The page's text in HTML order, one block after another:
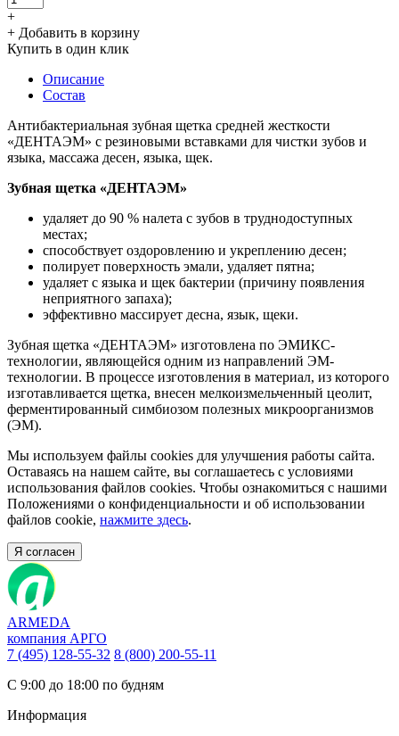
+
+ Добавить в корзину
Купить в один клик
Описание
Состав
Антибактериальная зубная щетка средней жесткости
«ДЕНТАЭМ» с резиновыми вставками для чистки зубов и
языка, массажа десен, языка, щек.
Зубная щетка «ДЕНТАЭМ»
удаляет до 90 % налета с зубов в труднодоступных
местах;
способствует оздоровлению и укреплению десен;
полирует поверхность эмали, удаляет пятна;
удаляет с языка и щек бактерии (причину появления
неприятного запаха);
эффективно массирует десна, язык, щеки.
Зубная щетка «ДЕНТАЭМ» изготовлена по ЭМИКС-
технологии, являющейся одним из направлений ЭМ-
технологии. В процессе изготовления в материал, из которого
изготавливается щетка, внесен мелкоизмельченный цеолит,
ферментированный симбиозом полезных микроорганизмов
(ЭМ).
Мы используем файлы cookies для улучшения работы сайта.
Оставаясь на нашем сайте, вы соглашаетесь с условиями
использования файлов cookies. Чтобы ознакомиться с нашими
Положениями о конфиденциальности и об использовании
файлов cookie, нажмите здесь.
Я согласен
ARMEDA
компания АРГО
7 (495) 128-55-32 8 (800) 200-55-11
С 9:00 до 18:00 по будням
Информация